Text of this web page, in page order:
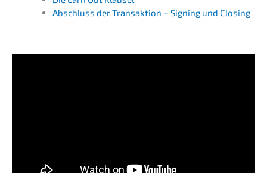
Abschluss der Trans­ak­ti­on – Signing und Closing